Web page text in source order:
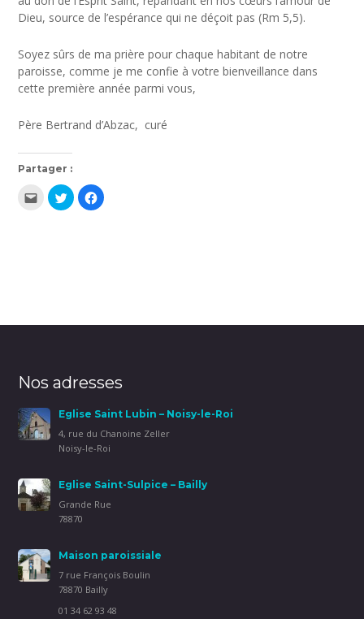
Dieu, source de l’espérance qui ne déçoit pas (Rm 5,5).
Soyez sûrs de ma prière pour chaque habitant de notre
paroisse, comme je me confie à votre bienveillance dans
cette première année parmi vous,
Père Bertrand d’Abzac, curé
Partager :
Cliquez
pour
envoyer
Cliquez
pour
partager
Cliquez
pour
Nos adresses
Eglise Saint Lubin – Noisy-le-Roi
4, rue du Chanoine Zeller
Noisy-le-Roi
Eglise Saint-Sulpice – Bailly
Grande Rue
78870
Maison paroissiale
7 rue François Boulin
78870 Bailly
01 34 62 93 48